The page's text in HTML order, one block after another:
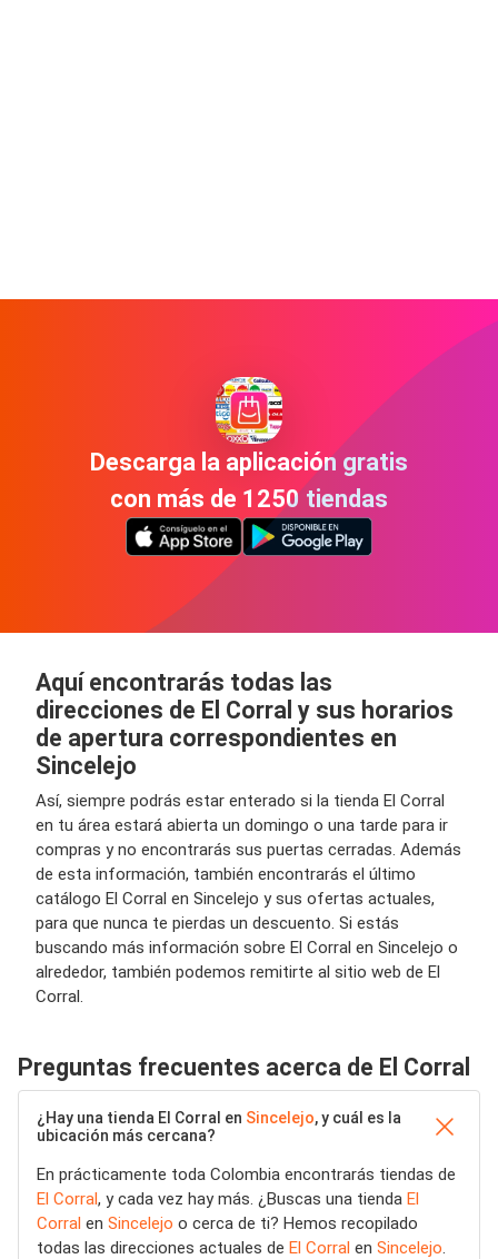
Descarga la aplicación gratis
con más de 1250 tiendas
Aquí encontrarás todas las
direcciones de El Corral y sus horarios
de apertura correspondientes en
Sincelejo
Así, siempre podrás estar enterado si la tienda El Corral
en tu área estará abierta un domingo o una tarde para ir
compras y no encontrarás sus puertas cerradas. Además
de esta información, también encontrarás el último
catálogo El Corral en Sincelejo y sus ofertas actuales,
para que nunca te pierdas un descuento. Si estás
buscando más información sobre El Corral en Sincelejo o
alrededor, también podemos remitirte al sitio web de El
Corral.
Preguntas frecuentes acerca de El Corral
¿Hay una tienda El Corral en Sincelejo, y cuál es la
ubicación más cercana?
En prácticamente toda Colombia encontrarás tiendas de
El Corral, y cada vez hay más. ¿Buscas una tienda El
Corral en Sincelejo o cerca de ti? Hemos recopilado
todas las direcciones actuales de El Corral en Sincelejo.